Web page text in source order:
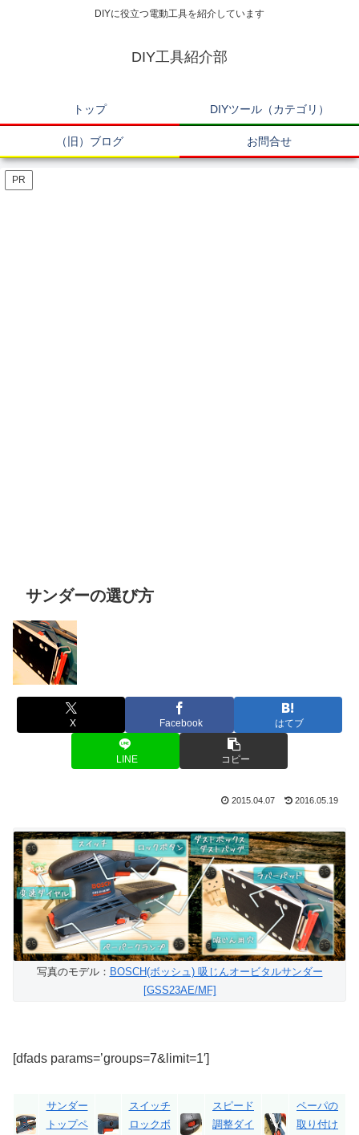
DIYに役立つ電動工具を紹介しています
DIY工具紹介部
トップ DIYツール（カテゴリ）
（旧）ブログ お問合せ
PR
サンダーの選び方
X Facebook はてブ
LINE コピー
2015.04.07 2016.05.19
写真のモデル： BOSCH(ボッシュ) 吸じんオービタルサンダー
[GSS23AE/MF]
[dfads params=’groups=7&limit=1′]
サンダー
トップペ
スイッチ
ロックボ
スピード
調整ダイ
ペーパの
取り付け